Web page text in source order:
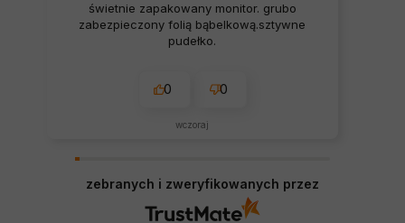
świetnie zapakowany monitor. grubo
zabezpieczony folią bąbelkową.sztywne
pudełko.
0 0
wczoraj
zebranych i zweryfikowanych przez